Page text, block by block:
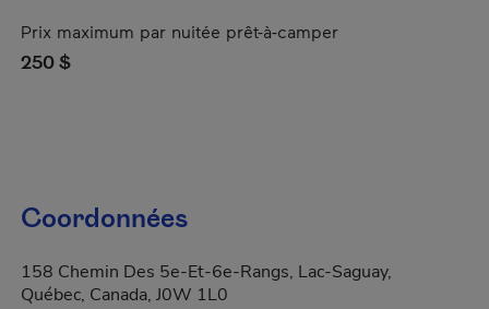
Prix maximum par nuitée prêt-à-camper
250 $
Coordonnées
158 Chemin Des 5e-Et-6e-Rangs, Lac-Saguay,
Québec, Canada, J0W 1L0